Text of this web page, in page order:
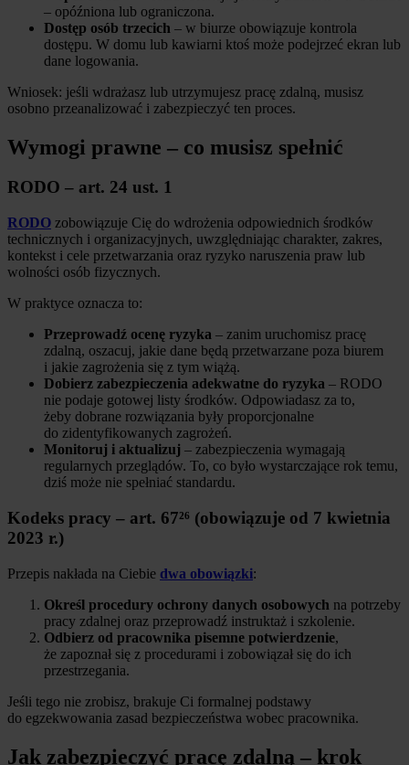
– opóźniona lub ograniczona.
Dostęp osób trzecich – w biurze obowiązuje kontrola
dostępu. W domu lub kawiarni ktoś może podejrzeć ekran lub
dane logowania.
Wniosek: jeśli wdrażasz lub utrzymujesz pracę zdalną, musisz
osobno przeanalizować i zabezpieczyć ten proces.
Wymogi prawne – co musisz spełnić
RODO – art. 24 ust. 1
RODO zobowiązuje Cię do wdrożenia odpowiednich środków
technicznych i organizacyjnych, uwzględniając charakter, zakres,
kontekst i cele przetwarzania oraz ryzyko naruszenia praw lub
wolności osób fizycznych.
W praktyce oznacza to:
Przeprowadź ocenę ryzyka – zanim uruchomisz pracę
zdalną, oszacuj, jakie dane będą przetwarzane poza biurem
i jakie zagrożenia się z tym wiążą.
Dobierz zabezpieczenia adekwatne do ryzyka – RODO
nie podaje gotowej listy środków. Odpowiadasz za to,
żeby dobrane rozwiązania były proporcjonalne
do zidentyfikowanych zagrożeń.
Monitoruj i aktualizuj – zabezpieczenia wymagają
regularnych przeglądów. To, co było wystarczające rok temu,
dziś może nie spełniać standardu.
Kodeks pracy – art. 67²⁶ (obowiązuje od 7 kwietnia
2023 r.)
Przepis nakłada na Ciebie dwa obowiązki:
Określ procedury ochrony danych osobowych na potrzeby
pracy zdalnej oraz przeprowadź instruktaż i szkolenie.
Odbierz od pracownika pisemne potwierdzenie,
że zapoznał się z procedurami i zobowiązał się do ich
przestrzegania.
Jeśli tego nie zrobisz, brakuje Ci formalnej podstawy
do egzekwowania zasad bezpieczeństwa wobec pracownika.
Jak zabezpieczyć pracę zdalną – krok